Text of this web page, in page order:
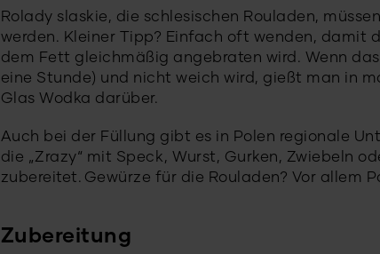
Rolady slaskie, die schlesischen Rouladen,
werden. Kleiner Tipp? Einfach oft wenden, damit
dem Fett gleichmäßig angebraten wird. Wenn
eine Stunde) und nicht weich wird, gießt man in
Glas Wodka darüber.
Auch bei der Füllung gibt es in Polen regionale
die „Zrazy“ mit Speck, Wurst, Gurken, Zwiebeln
zubereitet. Gewürze für die Rouladen? Vor allem
Zubereitung